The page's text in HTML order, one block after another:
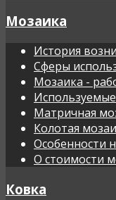
Мозаика
История
Сферы
Мозаика -
Матричная
Колотая
Особенности
О стоимости
Ковка